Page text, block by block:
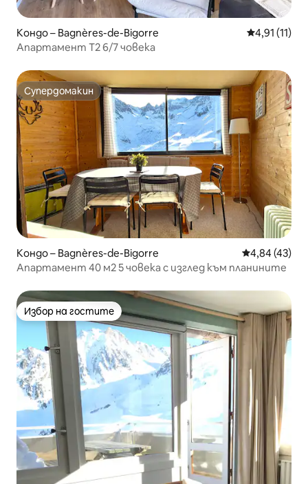
Кондо – Bagnères-de-Bigorre Средна
4,91 (11)
Апартамент T2 6/7 човека
Супердомакин
Супердомакин
Кондо – Bagnères-de-Bigorre Средна
4,84 (43)
Апартамент 40 м2 5 човека с изглед към планините
Избор на гостите
Избор на гостите